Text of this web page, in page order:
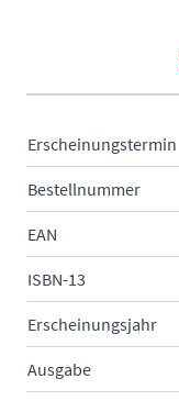
Erscheinungstermin
Bestellnummer
EAN
ISBN-13
Erscheinungsjahr
Ausgabe